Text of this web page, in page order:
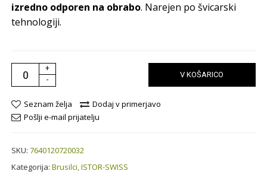
izredno odporen na obrabo. Narejen po švicarski
tehnologiji.
+
-
V KOŠARICO
Seznam želja
Dodaj v primerjavo
Pošlji e-mail prijatelju
SKU:7640120720032
Kategorija:Brusilci,ISTOR-SWISS